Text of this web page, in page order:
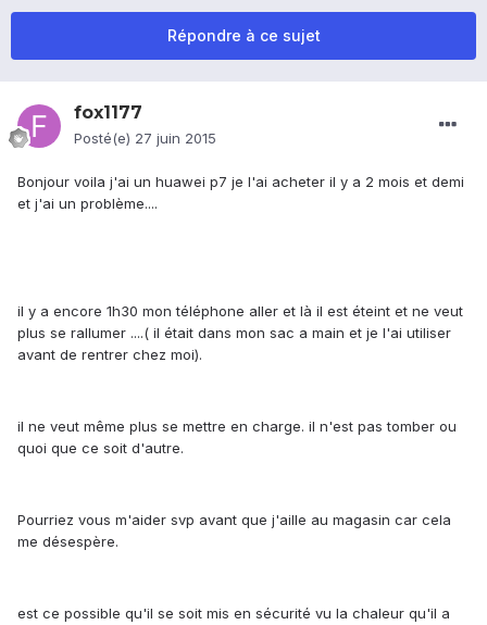
Répondre à ce sujet
fox1177
Posté(e) 27 juin 2015
Bonjour voila j'ai un huawei p7 je l'ai acheter il y a 2 mois et demi
et j'ai un problème....
il y a encore 1h30 mon téléphone aller et là il est éteint et ne veut
plus se rallumer ....( il était dans mon sac a main et je l'ai utiliser
avant de rentrer chez moi).
il ne veut même plus se mettre en charge. il n'est pas tomber ou
quoi que ce soit d'autre.
Pourriez vous m'aider svp avant que j'aille au magasin car cela
me désespère.
est ce possible qu'il se soit mis en sécurité vu la chaleur qu'il a